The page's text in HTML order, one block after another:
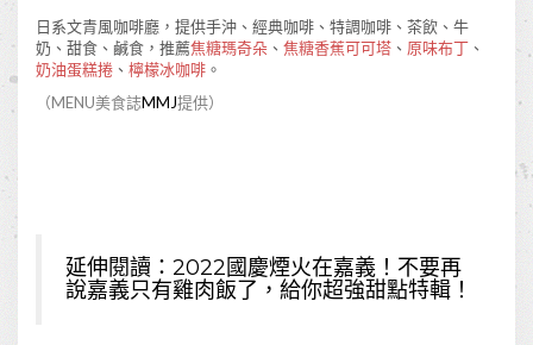
日系文青風咖啡廳，提供手沖、經典咖啡、特調咖啡、茶飲、牛
奶、甜食、鹹食，推薦焦糖瑪奇朵 、 焦糖香蕉可可塔 、 原味布丁 、
奶油蛋糕捲 、 檸檬冰咖啡 。
（MENU美食誌MMJ提供）
延伸閱讀： 2022國慶煙火在嘉義！不要再
說嘉義只有雞肉飯了，給你超強甜點特輯！